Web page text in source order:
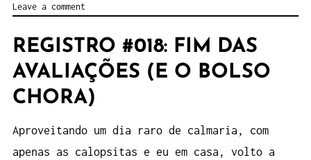
Leave a comment
REGISTRO #018: FIM DAS
AVALIAÇÕES (E O BOLSO
CHORA)
Aproveitando um dia raro de calmaria, com
apenas as calopsitas e eu em casa, volto a